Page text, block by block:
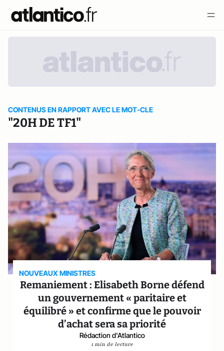
CONTENUS EN RAPPORT AVEC LE MOT-CLE
"20H DE TF1"
NOUVEAUX MINISTRES
Remaniement : Elisabeth Borne défend
un gouvernement « paritaire et
équilibré » et confirme que le pouvoir
d’achat sera sa priorité
Rédaction d'Atlantico
1 min de lecture